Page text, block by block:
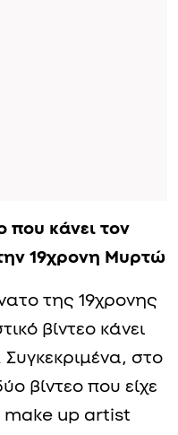
που κάνει τον
19χρονη Μυρτώ
της 19χρονης
βίντεο κάνει
Συγκεκριμένα, στο
βίντεο που είχε
make up artist